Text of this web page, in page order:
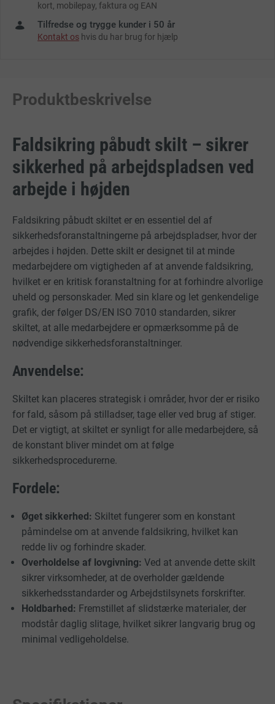
kort, mobilepay, faktura og EAN
Tilfredse og trygge kunder i 50 år
Kontakt os hvis du har brug for hjælp
Produktbeskrivelse
Faldsikring påbudt skilt – sikrer
sikkerhed på arbejdspladsen ved
arbejde i højden
Faldsikring påbudt skiltet er en essentiel del af
sikkerhedsforanstaltningerne på arbejdspladser, hvor der
arbejdes i højden. Dette skilt er designet til at minde
medarbejdere om vigtigheden af at anvende faldsikring,
hvilket er en kritisk foranstaltning for at forhindre alvorlige
uheld og personskader. Med sin klare og let genkendelige
grafik, der følger DS/EN ISO 7010 standarden, sikrer
skiltet, at alle medarbejdere er opmærksomme på de
nødvendige sikkerhedsforanstaltninger.
Anvendelse:
Skiltet kan placeres strategisk i områder, hvor der er risiko
for fald, såsom på stilladser, tage eller ved brug af stiger.
Det er vigtigt, at skiltet er synligt for alle medarbejdere, så
de konstant bliver mindet om at følge
sikkerhedsprocedurerne.
Fordele:
Øget sikkerhed: Skiltet fungerer som en konstant
påmindelse om at anvende faldsikring, hvilket kan
redde liv og forhindre skader.
Overholdelse af lovgivning: Ved at anvende dette skilt
sikrer virksomheder, at de overholder gældende
sikkerhedsstandarder og Arbejdstilsynets forskrifter.
Holdbarhed: Fremstillet af slidstærke materialer, der
modstår daglig slitage, hvilket sikrer langvarig brug og
minimal vedligeholdelse.